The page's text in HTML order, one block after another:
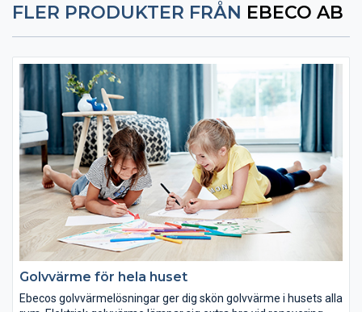
FLER PRODUKTER FRÅN EBECO AB
Golvvärme för hela huset
Ebecos golvvärmelösningar ger dig skön golvvärme i husets alla